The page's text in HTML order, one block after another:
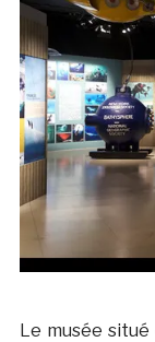
Le musée